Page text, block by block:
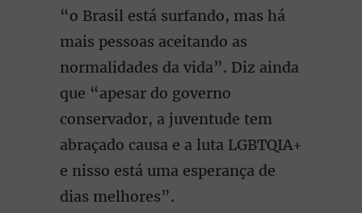
“o Brasil está surfando, mas há
mais pessoas aceitando as
normalidades da vida”. Diz ainda
que “apesar do governo
conservador, a juventude tem
abraçado causa e a luta LGBTQIA+
e nisso está uma esperança de
dias melhores”.